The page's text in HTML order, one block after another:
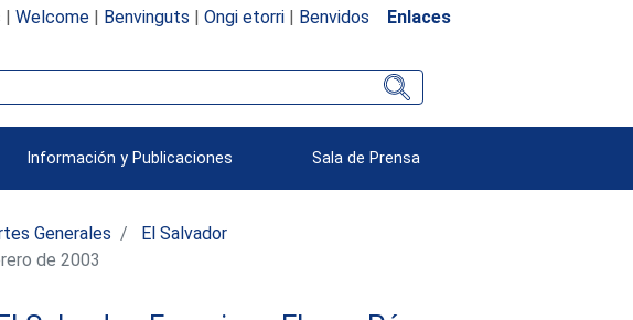
| Welcome| Benvinguts | Ongi etorri| Benvidos Enlaces
Información y Publicaciones Sala de Prensa
Generales
El Salvador
de 2003